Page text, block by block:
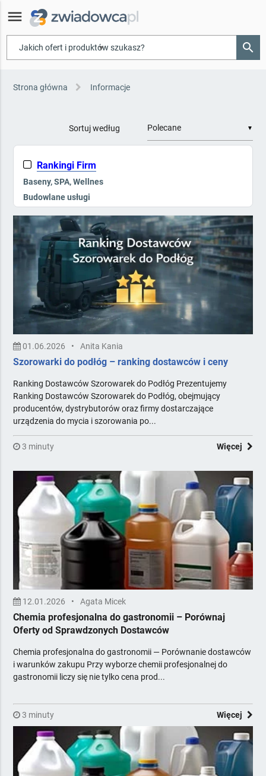
menu
▾ search
Strona główna Informacje
Sortuj według ▼
Rankingi Firm
Baseny, SPA, Wellnes
Budowlane usługi
Kompleksowe wyposażenie
Kontrola dostępu, Ppoż
Mała architektura i zieleń
Meble
Minibary, Sejfy, Zamki
Multimedia i nagłośnienie
Odnawialne Źródła Energii
Ogrzewanie i opał
Opakowania
Oświetlenie, elektryka
Piekarnictwo i cukiernictwo
Podłogi, Ściany, Sufity
Pozostałe
Pralnictwo
Projektowanie i obsługa inwestycji
Rtv
Sport i rekreacja
Stolarka otworowa
Systemy komputerowe i fiskalne
Tekstylia horeca
Urządzenia i środki chemiczne
Myjki, odkurzacze, zamiatarki
Środki czystości
Wentylacja i klimatyzacja
Wyposażenie gastronomii
Zadaszenia i osłony zewnętrzne
Żywność dla horeca
Z Poradami Eksperta
01.06.2026 • Anita Kania
Szorowarki do podłóg – ranking dostawców i ceny
Ranking Dostawców Szorowarek do Podłóg Prezentujemy
Ranking Dostawców Szorowarek do Podłóg, obejmujący
producentów, dystrybutorów oraz firmy dostarczające
urządzenia do mycia i szorowania po...
3 minuty Więcej
12.01.2026 • Agata Micek
Chemia profesjonalna do gastronomii – Porównaj
Oferty od Sprawdzonych Dostawców
Chemia profesjonalna do gastronomii — Porównanie dostawców
i warunków zakupu Przy wyborze chemii profesjonalnej do
gastronomii liczy się nie tylko cena prod...
3 minuty Więcej